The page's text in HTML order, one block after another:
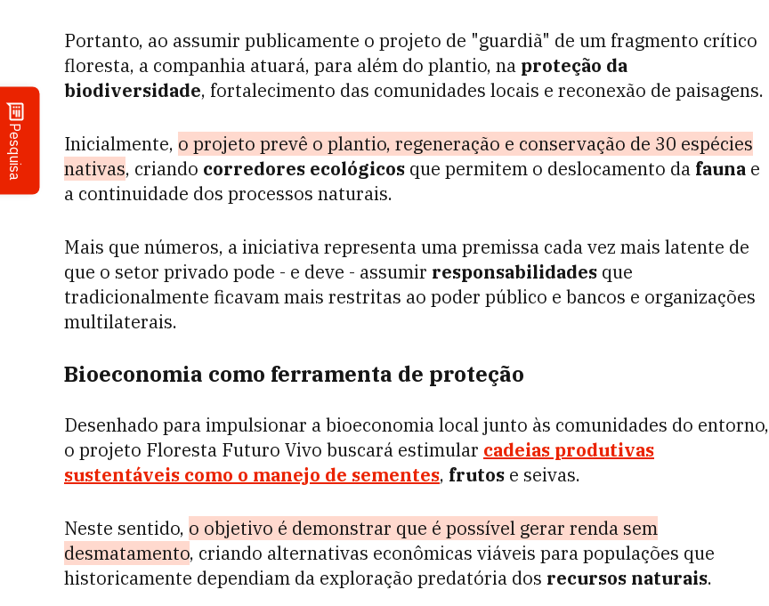
Pesquisa
Portanto, ao assumir publicamente o projeto de "guardiã" de um fragmento crítico
floresta, a companhia atuará, para além do plantio, na proteção da
biodiversidade, fortalecimento das comunidades locais e reconexão de paisagens.
Inicialmente, o projeto prevê o plantio, regeneração e conservação de 30 espécies
nativas, criando corredores ecológicos que permitem o deslocamento da fauna e
a continuidade dos processos naturais.
Mais que números, a iniciativa representa uma premissa cada vez mais latente de
que o setor privado pode - e deve - assumir responsabilidades que
tradicionalmente ficavam mais restritas ao poder público e bancos e organizações
multilaterais.
Bioeconomia como ferramenta de proteção
Desenhado para impulsionar a bioeconomia local junto às comunidades do entorno,
o projeto Floresta Futuro Vivo buscará estimular cadeias produtivas
sustentáveis como o manejo de sementes, frutos e seivas.
Neste sentido, o objetivo é demonstrar que é possível gerar renda sem
desmatamento, criando alternativas econômicas viáveis para populações que
historicamente dependiam da exploração predatória dos recursos naturais.